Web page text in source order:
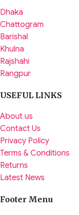
Dhaka
Chattogram
Barishal
Khulna
Rajshahi
Rangpur
USEFUL LINKS
About us
Contact Us
Privacy Policy
Terms & Conditions
Returns
Latest News
Footer Menu